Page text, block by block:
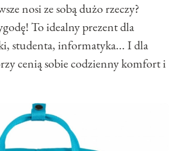
nosi ze sobą dużo rzeczy?
To idealny prezent dla
studenta, informatyka... I dla
cenią sobie codzienny komfort i